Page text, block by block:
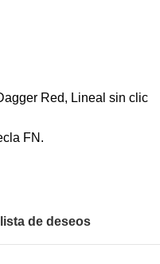
Red, Lineal sin clic
FN.
de deseos